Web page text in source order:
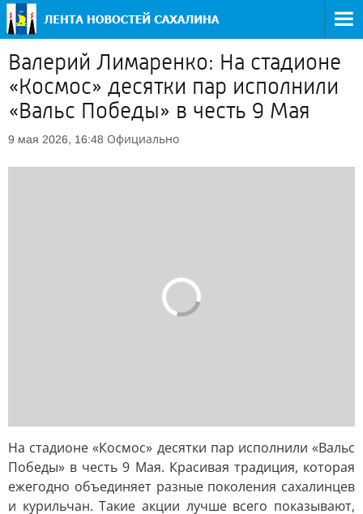
Валерий Лимаренко: На стадионе
«Космос» десятки пар исполнили
«Вальс Победы» в честь 9 Мая
9 мая 2026, 16:48 Официально
На стадионе «Космос» десятки пар исполнили «Вальс
Победы» в честь 9 Мая. Красивая традиция, которая
ежегодно объединяет разные поколения сахалинцев
и курильчан. Такие акции лучше всего показывают,